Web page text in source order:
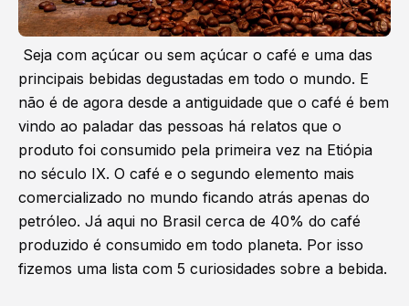
Seja com açúcar ou sem açúcar o café e uma das
principais bebidas degustadas em todo o mundo. E
não é de agora desde a antiguidade que o café é bem
vindo ao paladar das pessoas há relatos que o
produto foi consumido pela primeira vez na Etiópia
no século IX. O café e o segundo elemento mais
comercializado no mundo ficando atrás apenas do
petróleo. Já aqui no Brasil cerca de 40% do café
produzido é consumido em todo planeta. Por isso
fizemos uma lista com 5 curiosidades sobre a bebida.